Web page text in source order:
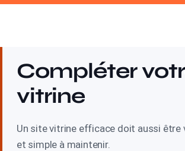
Compléter
vitrine
Un site vitrine efficace doit aussi être
et simple à maintenir.